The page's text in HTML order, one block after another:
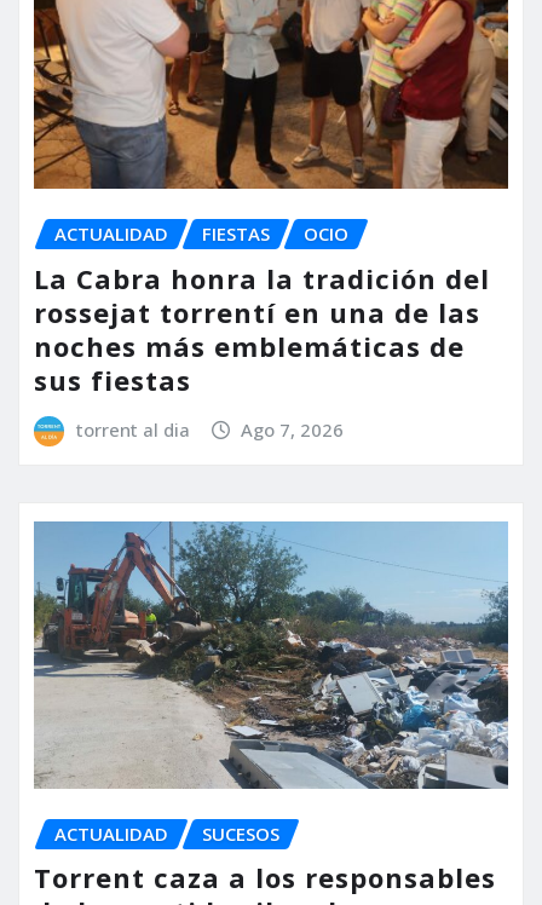
ACTUALIDAD FIESTAS OCIO
La Cabra honra la tradición del
rossejat torrentí en una de las
noches más emblemáticas de
sus fiestas
torrent al dia Ago 7, 2026
ACTUALIDAD SUCESOS
Torrent caza a los responsables